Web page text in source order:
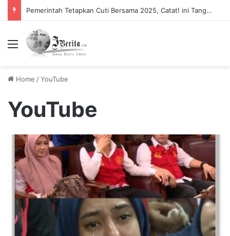
Pemerintah Tetapkan Cuti Bersama 2025, Catat! ini Tanggalnya
Menu
Home /YouTube
YouTube